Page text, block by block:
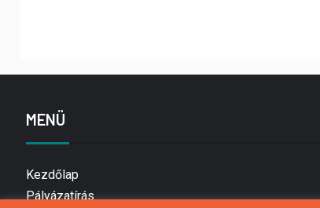
MENÜ
Kezdőlap
Pályázatírás